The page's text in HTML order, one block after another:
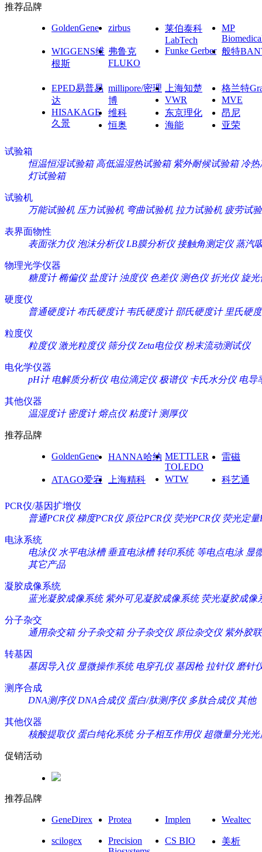
推荐品牌
GoldenGene zirbus
莱伯泰科
LabTech
MP
WIGGENS维
根斯
弗鲁克
FLUKO
Funke Gerber 般特
EPED易普易
达
millipore/密理
博
上海知楚
格兰特
VWR
MVE
HISAKAGE
久景
维科 东京理化
昂尼
恒奥
海能 亚荣
试验箱
恒温恒湿试验箱 高低温湿热试验箱 紫外耐候试验箱 冷热
灯试验箱
试验机
万能试验机 压力试验机 弯曲试验机 拉力试验机 疲劳试
表界面物性
表面张力仪 泡沫分析仪 LB膜分析仪 接触角测定仪 蒸汽
物理光学仪器
糖度计 椭偏仪 盐度计 浊度仪 色差仪 测色仪 折光仪 旋光
硬度仪
普通硬度计 布氏硬度计 韦氏硬度计 邵氏硬度计 里氏硬
粒度仪
粒度仪 激光粒度仪 筛分仪 Zeta电位仪 粉末流动测试仪
电化学仪器
pH计 电解质分析仪 电位滴定仪 极谱仪 卡氏水分仪 电导
其他仪器
温湿度计 密度计 熔点仪 粘度计 测厚仪
推荐品牌
GoldenGene HANNA哈纳 METTLER
TOLEDO
雷磁
ATAGO爱宕 上海精科 WTW 科艺通
PCR仪/基因扩增仪
普通PCR仪 梯度PCR仪 原位PCR仪 荧光PCR仪 荧光定量
电泳系统
电泳仪 水平电泳槽 垂直电泳槽 转印系统 等电点电泳 显
其它产品
凝胶成像系统
蓝光凝胶成像系统 紫外可见凝胶成像系统 荧光凝胶成像
分子杂交
通用杂交箱 分子杂交箱 分子杂交仪 原位杂交仪 紫外胶
转基因
基因导入仪 显微操作系统 电穿孔仪 基因枪 拉针仪 磨针
测序合成
DNA测序仪 DNA合成仪 蛋白/肽测序仪 多肽合成仪 其他
其他仪器
核酸提取仪 蛋白纯化系统 分子相互作用仪 超微量分光光
促销活动
推荐品牌
GeneDirex Protea Implen Wealtec
scilogex
Precision
CS BIO 美析